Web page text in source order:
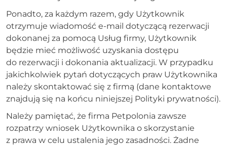
Ponadto, za każdym razem, gdy Użytkownik
otrzymuje wiadomość e-mail dotyczącą rezerwacji
dokonanej za pomocą Usług firmy, Użytkownik
będzie mieć możliwość uzyskania dostępu
do rezerwacji i dokonania aktualizacji. W przypadku
jakichkolwiek pytań dotyczących praw Użytkownika
należy skontaktować się z firmą (dane kontaktowe
znajdują się na końcu niniejszej Polityki prywatności).
Należy pamiętać, że firma Petpolonia zawsze
rozpatrzy wniosek Użytkownika o skorzystanie
z prawa w celu ustalenia jego zasadności. Żadne